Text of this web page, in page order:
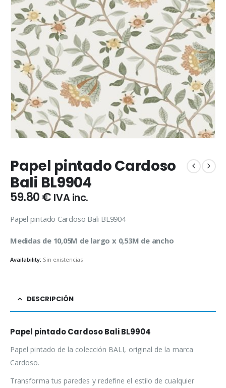
Papel pintado Cardoso
Bali BL9904
59.80€ IVA inc.
Papel pintado Cardoso Bali BL9904
Medidas de 10,05M de largo x 0,53M de ancho
Availability: Sin existencias
DESCRIPCIÓN
Papel pintado Cardoso Bali BL9904
Papel pintado de la colección BALI, original de la marca
Cardoso.
Transforma tus paredes y redefine el estilo de cualquier